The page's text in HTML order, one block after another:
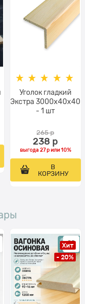
Уголок гладкий
Экстра 3000x40x40
- 1 шт
265 р
238 р
выгода 27 рили10%
В
КОРЗИНУ
Хит
- 20%